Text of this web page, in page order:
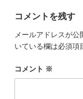
コメントを残す
メールアドレスが公
いている欄は必須項
コメント ※